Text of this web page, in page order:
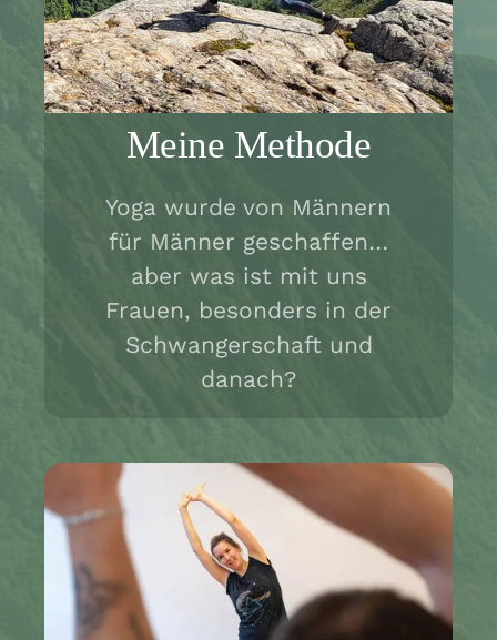
Meine Methode
Yoga wurde von Männern
für Männer geschaffen…
aber was ist mit uns
Frauen, besonders in der
Schwangerschaft und
danach?